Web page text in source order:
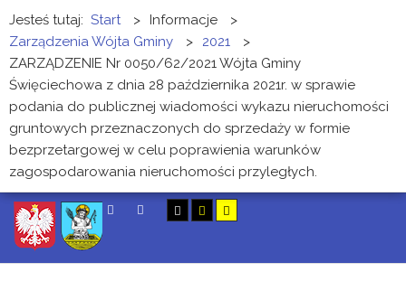
Jesteś tutaj: Start > Informacje
>
Zarządzenia Wójta Gminy
> 2021
>
ZARZĄDZENIE Nr 0050/62/2021 Wójta Gminy
Święciechowa z dnia 28 października 2021r. w sprawie
podania do publicznej wiadomości wykazu nieruchomości
gruntowych przeznaczonych do sprzedaży w formie
bezprzetargowej w celu poprawienia warunków
zagospodarowania nieruchomości przyległych.